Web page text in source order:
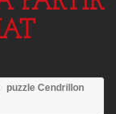
puzzle Cendrillon